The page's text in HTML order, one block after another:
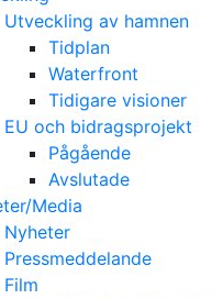
Utveckling av hamnen
Tidplan
Waterfront
Tidigare visioner
EU och bidragsprojekt
Pågående
Avslutade
Media
Nyheter
Pressmeddelande
Film